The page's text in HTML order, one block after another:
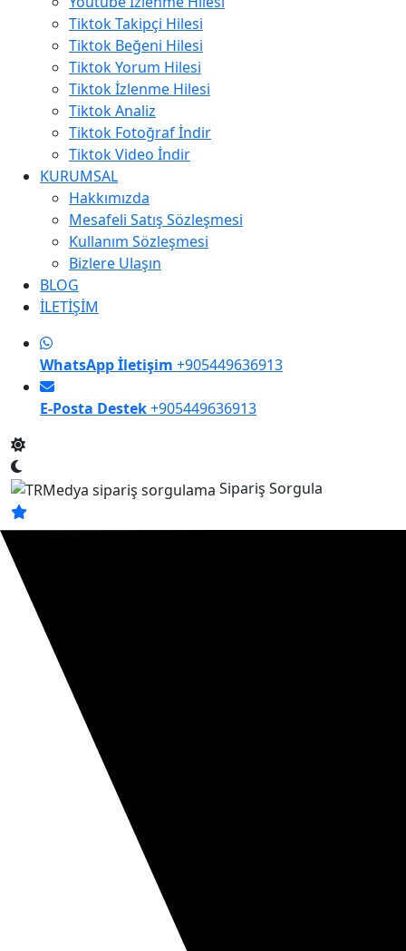
Tiktok Takipçi Hilesi
Tiktok Beğeni Hilesi
Tiktok Yorum Hilesi
Tiktok İzlenme Hilesi
Tiktok Analiz
Tiktok Fotoğraf İndir
Tiktok Video İndir
KURUMSAL
Hakkımızda
Mesafeli Satış Sözleşmesi
Kullanım Sözleşmesi
Bizlere Ulaşın
BLOG
İLETİŞİM
WhatsApp İletişim +905449636913
E-Posta Destek+905449636913
Sipariş Sorgula